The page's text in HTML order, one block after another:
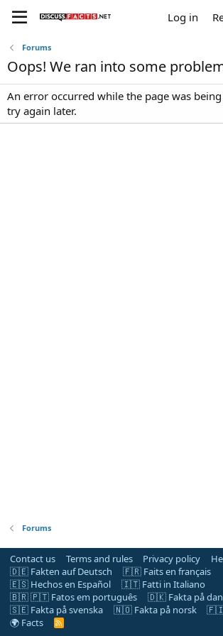
Log in
Forums
Oops! We ran into some
An error occurred while the page was
try again later.
Forums
Contact us Terms and rules Privacy policy
🇩🇪 Fakten auf Deutsch
🇫🇷 Faits en français
🇪🇸 Hechos en Español
🇮🇹 Fatti in Italiano
🇧🇷 🇵🇹 Fatos em português
🇩🇰 Fakta på
🇸🇪 Fakta på svenska
🇳🇴 Fakta på norsk
🇫🇮
🌍 Facts
R